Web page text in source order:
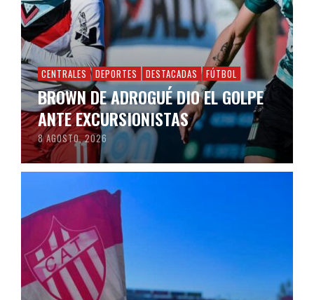
CENTRALES DEPORTES DESTACADAS FÚTBOL
BROWN DE ADROGUÉ DIO EL GOLPE
ANTE EXCURSIONISTAS
8 AGOSTO, 2026